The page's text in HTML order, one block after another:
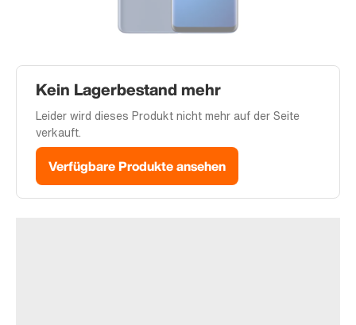
Kein Lagerbestand mehr
Leider wird dieses Produkt nicht mehr auf der Seite
verkauft.
Verfügbare Produkte ansehen